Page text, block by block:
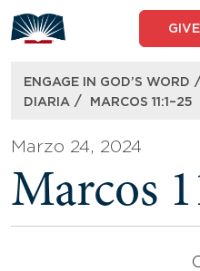
to
content
ENGAGE IN GOD’S WORD /
DIARIA / MARCOS 11:1–25
Marzo 24, 2024
Marcos